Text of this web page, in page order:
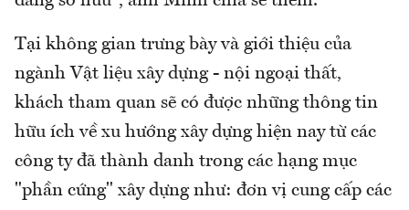
Tại không gian trưng bày và giới thiệu của
ngành Vật liệu xây dựng - nội ngoại thất,
khách tham quan sẽ có được những thông tin
hữu ích về xu hướng xây dựng hiện nay từ các
công ty đã thành danh trong các hạng mục
"phần cứng" xây dựng như: đơn vị cung cấp các